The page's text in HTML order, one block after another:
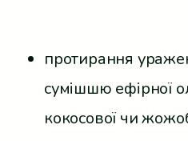
протирання
сумішшю ефірної
кокосової чи